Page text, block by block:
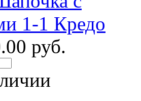
руб.